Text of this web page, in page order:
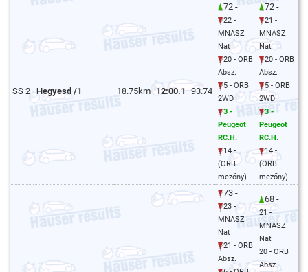
SS 2 Hegyesd /1 18.75km 12:00.1 93.74
72 -
22 -
MNASZ
Nat
20 - ORB
Absz.
5 - ORB
2WD
3 -
Peugeot
RC.H.
14 -
(ORB
mezőny)
72 -
21 -
MNASZ
Nat
20 - ORB
Absz.
5 - ORB
2WD
3 -
Peugeot
RC.H.
14 -
(ORB
mezőny)
73 -
23 -
MNASZ
Nat
21 - ORB
Absz.
68 -
21 -
MNASZ
Nat
20 - ORB
Absz.